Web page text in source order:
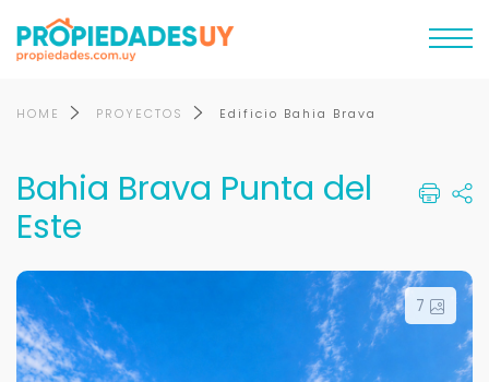
HOME PROYECTOS Edificio Bahia Brava
Bahia Brava Punta del
Este
7